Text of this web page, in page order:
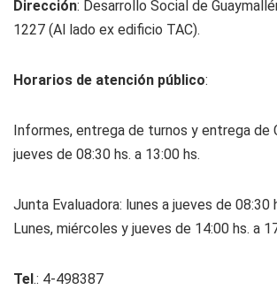
Dirección: Desarrollo Social de
1227 (Al lado ex edificio TAC).
Horarios de atención público:
Informes, entrega de turnos y entrega de
jueves de 08:30 hs. a 13:00 hs.
Junta Evaluadora: lunes a jueves de 08:30
Lunes, miércoles y jueves de 14:00 hs. a
Tel.: 4-498387